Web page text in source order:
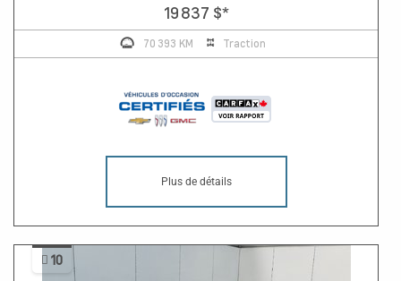
19 837 $*
70 393 KM Traction
Plus de détails
10